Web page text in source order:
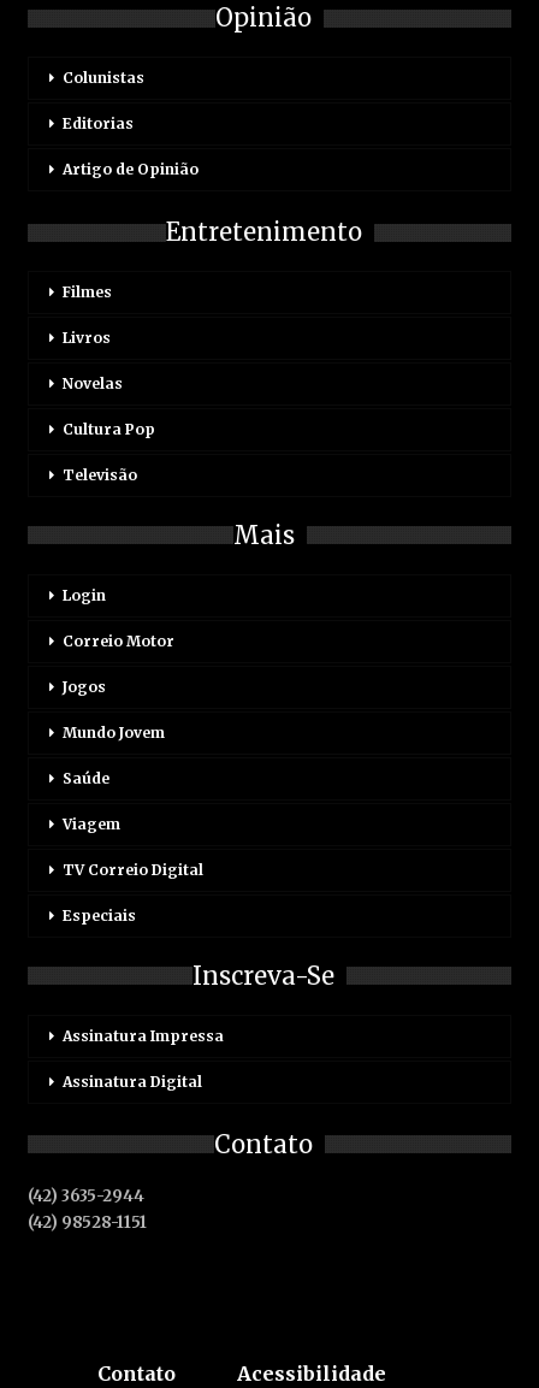
Opinião
Colunistas
Editorias
Artigo de Opinião
Entretenimento
Filmes
Livros
Novelas
Cultura Pop
Televisão
Mais
Login
Correio Motor
Jogos
Mundo Jovem
Saúde
Viagem
TV Correio Digital
Especiais
Inscreva-Se
Assinatura Impressa
Assinatura Digital
Contato
(42) 3635-2944
(42) 98528-1151
Contato Acessibilidade